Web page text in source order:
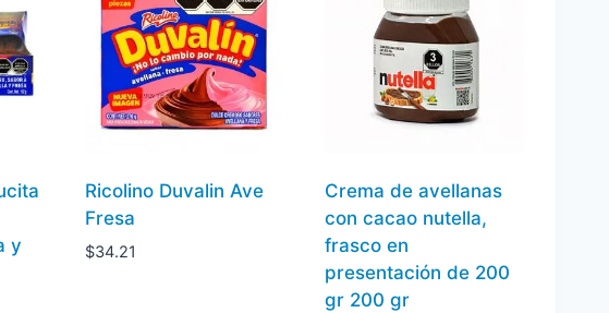
y
Ricolino Duvalin Ave
Fresa
$34.21
Crema de avellanas
con cacao nutella,
frasco en
presentación de 200
gr 200 gr